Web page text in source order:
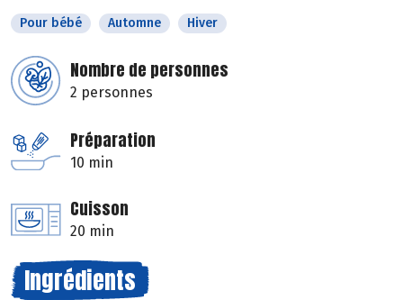
Pour bébé Automne Hiver
Nombre de personnes
2 personnes
Préparation
10 min
Cuisson
20 min
Ingrédients